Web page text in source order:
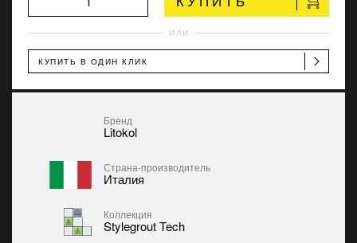
ИЛИ
КУПИТЬ В ОДИН КЛИК
Бренд
Litokol
Страна-производитель
Италия
Коллекция
Stylegrout Tech